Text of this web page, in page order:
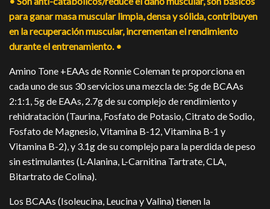
para ganar masa muscular limpia, densa y sólida, contribuyen
en la recuperación muscular, incrementan el rendimiento
durante el entrenamiento. •
Amino Tone +EAAs de Ronnie Coleman te proporciona en
cada uno de sus 30 servicios una mezcla de: 5g de BCAAs
2:1:1, 5g de EAAs, 2.7g de su complejo de rendimiento y
rehidratación (Taurina, Fosfato de Potasio, Citrato de Sodio,
Fosfato de Magnesio, Vitamina B-12, Vitamina B-1 y
Vitamina B-2), y 3.1g de su complejo para la perdida de peso
sin estimulantes (L-Alanina, L-Carnitina Tartrate, CLA,
Bitartrato de Colina).
Los BCAAs (Isoleucina, Leucina y Valina) tienen la